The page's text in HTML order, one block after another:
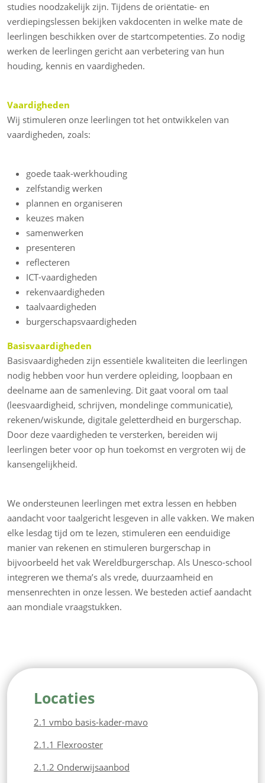
studies noodzakelijk zijn. Tijdens de oriëntatie- en
verdiepingslessen bekijken vakdocenten in welke mate de
leerlingen beschikken over de startcompetenties. Zo nodig
werken de leerlingen gericht aan verbetering van hun
houding, kennis en vaardigheden.
Vaardigheden
Wij stimuleren onze leerlingen tot het ontwikkelen van
vaardigheden, zoals:
goede taak-werkhouding
zelfstandig werken
plannen en organiseren
keuzes maken
samenwerken
presenteren
reflecteren
ICT-vaardigheden
rekenvaardigheden
taalvaardigheden
burgerschapsvaardigheden
Basisvaardigheden
Basisvaardigheden zijn essentiële kwaliteiten die leerlingen
nodig hebben voor hun verdere opleiding, loopbaan en
deelname aan de samenleving. Dit gaat vooral om taal
(leesvaardigheid, schrijven, mondelinge communicatie),
rekenen/wiskunde, digitale geletterdheid en burgerschap.
Door deze vaardigheden te versterken, bereiden wij
leerlingen beter voor op hun toekomst en vergroten wij de
kansengelijkheid.
We ondersteunen leerlingen met extra lessen en hebben
aandacht voor taalgericht lesgeven in alle vakken. We maken
elke lesdag tijd om te lezen, stimuleren een eenduidige
manier van rekenen en stimuleren burgerschap in
bijvoorbeeld het vak Wereldburgerschap. Als Unesco-school
integreren we thema’s als vrede, duurzaamheid en
mensenrechten in onze lessen. We besteden actief aandacht
aan mondiale vraagstukken.
Locaties
2.1 vmbo basis-kader-mavo
2.1.1 Flexrooster
2.1.2 Onderwijsaanbod